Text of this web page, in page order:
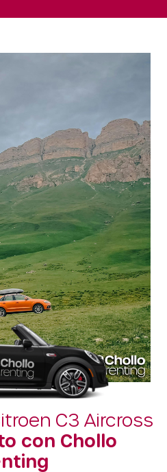
C3 Aircross
con Chollo